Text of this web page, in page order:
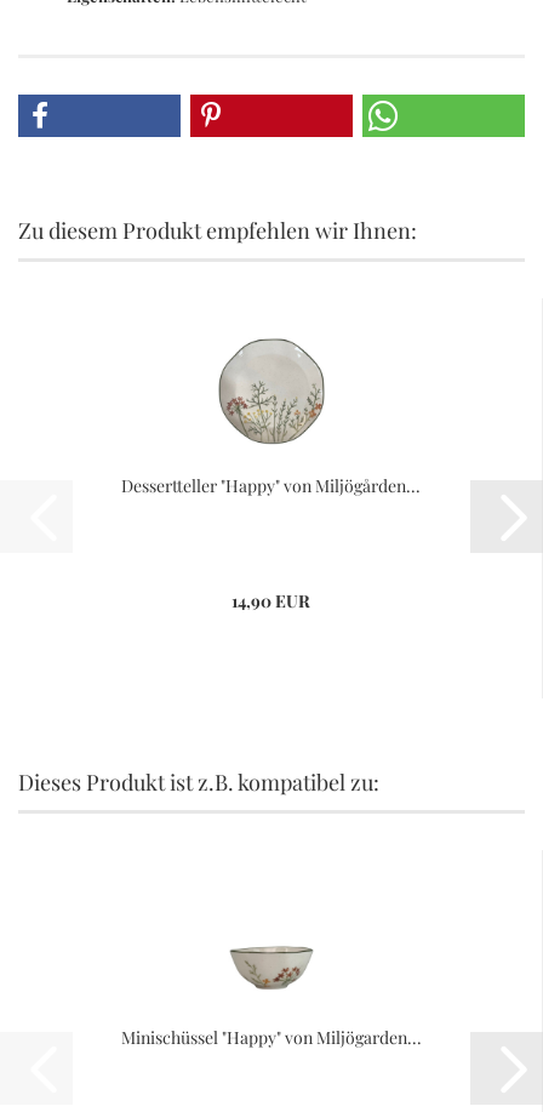
Zu diesem Produkt empfehlen wir Ihnen:
Dessertteller "Happy" von Miljögården...
14,90 EUR
Dieses Produkt ist z.B. kompatibel zu:
Minischüssel "Happy" von Miljögarden...